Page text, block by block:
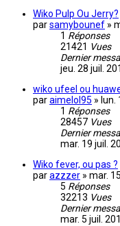
Wiko Pulp Ou Jerry?
parsamybounef »
1 Réponses
21421 Vues
Dernier
jeu. 28 juil.
wiko ufeel ou
paraimelol95 » lun.
1 Réponses
28457 Vues
Dernier
mar. 19 juil.
Wiko fever, ou pas ?
parazzzer » mar.
5 Réponses
32213 Vues
Dernier
mar. 5 juil.